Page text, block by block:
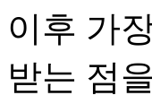
이후 가
받는 점